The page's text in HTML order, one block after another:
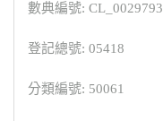
數典編號: CL_0029793
登記總號: 05418
分類編號: 50061